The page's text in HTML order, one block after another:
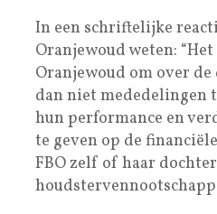
In een schriftelijke
Oranjewoud weten:
Oranjewoud om over
dan niet mededelingen
hun performance en
te geven op de
FBO zelf of haar